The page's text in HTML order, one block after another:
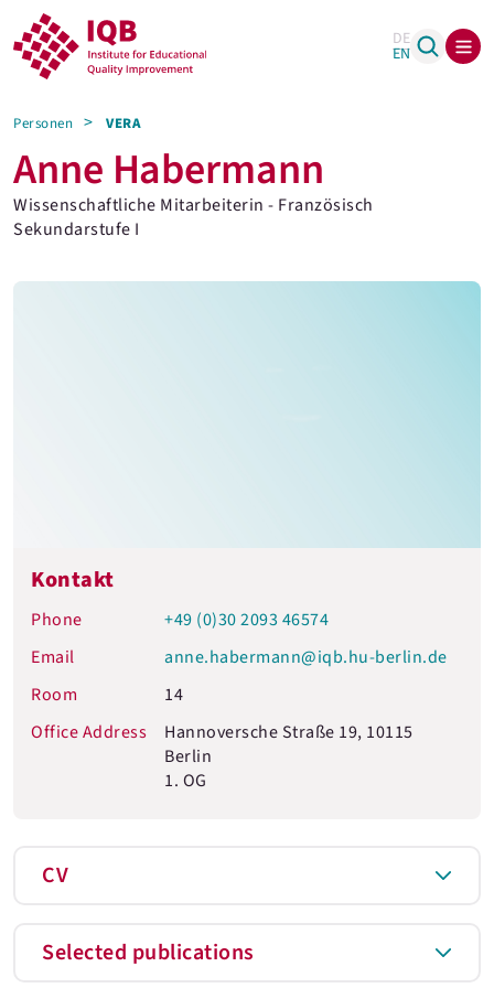
DE
EN
CV
Selected publications
Personen VERA
Anne Habermann
Wissenschaftliche Mitarbeiterin - Französisch
Sekundarstufe I
Kontakt
Phone
+49 (0)30 2093 46574
Email
anne.habermann@iqb.hu-berlin.de
Room
14
Office Address
Hannoversche Straße 19, 10115
Berlin
1. OG